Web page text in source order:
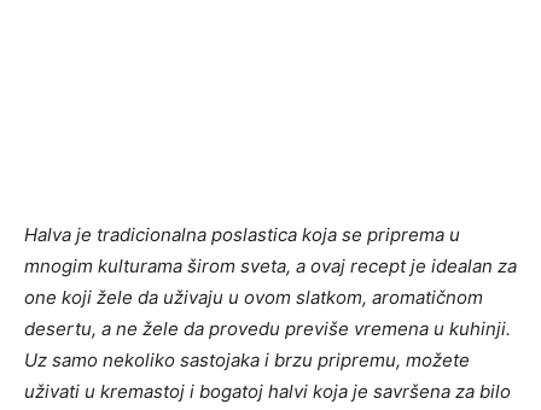
Halva je tradicionalna poslastica koja se priprema u
mnogim kulturama širom sveta, a ovaj recept je idealan za
one koji žele da uživaju u ovom slatkom, aromatičnom
desertu, a ne žele da provedu previše vremena u kuhinji.
Uz samo nekoliko sastojaka i brzu pripremu, možete
uživati u kremastoj i bogatoj halvi koja je savršena za bilo